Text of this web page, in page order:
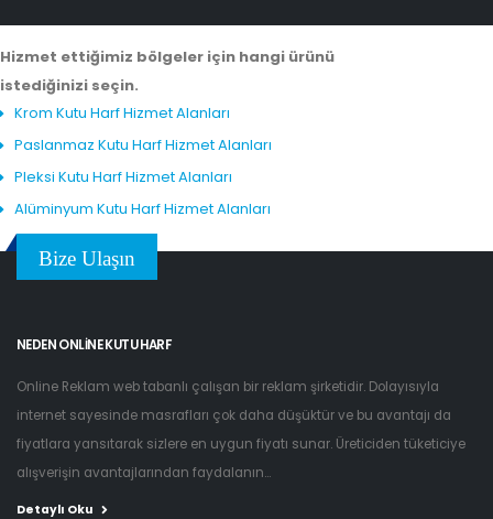
Hizmet ettiğimiz bölgeler için hangi ürünü
istediğinizi seçin.
Krom Kutu Harf Hizmet Alanları
Paslanmaz Kutu Harf Hizmet Alanları
Pleksi Kutu Harf Hizmet Alanları
Alüminyum Kutu Harf Hizmet Alanları
Bize Ulaşın
NEDEN ONLINE KUTU HARF
Online Reklam web tabanlı çalışan bir reklam şirketidir. Dolayısıyla
internet sayesinde masrafları çok daha düşüktür ve bu avantajı da
fiyatlara yansıtarak sizlere en uygun fiyatı sunar. Üreticiden tüketiciye
alışverişin avantajlarından faydalanın...
Detaylı Oku